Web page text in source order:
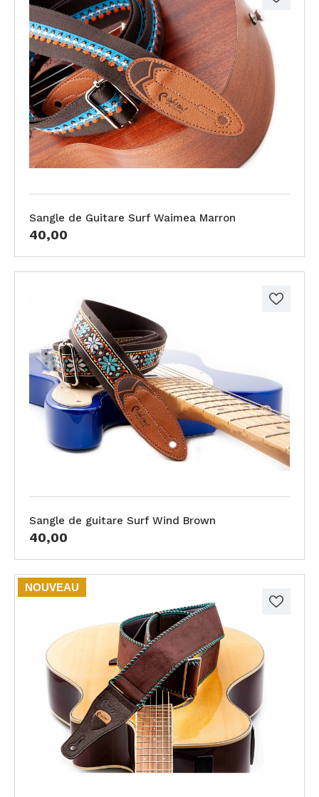
Sangle de Guitare Surf Waimea Marron
40,00
Sangle de guitare Surf Wind Brown
40,00
NOUVEAU